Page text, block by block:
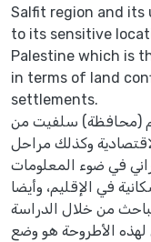
Salfit region and
to its sensitive
Palestine which is
in terms of land
settlements.
(محافظة) سلفيت من
وكذلك مراحل
في ضوء المعلومات
في الإقليم، وأيضا
من خلال الدراسة
لهذه الأطروحة هو وضع